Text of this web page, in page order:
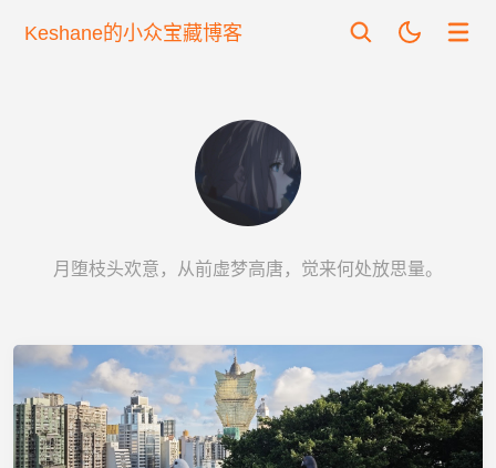
Keshane的小众宝藏博客
月堕枝头欢意，从前虚梦高唐，觉来何处放思量。